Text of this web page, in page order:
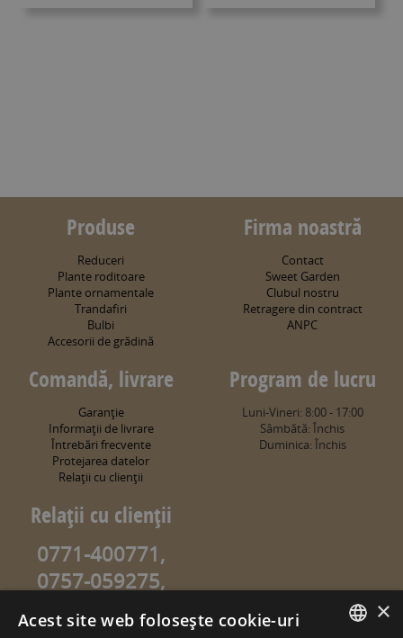
Produse
Reduceri
Plante roditoare
Plante ornamentale
Trandafiri
Bulbi
Accesorii de grădină
Firma noastră
Contact
Sweet Garden
Clubul nostru
Retragere din contract
ANPC
Comandă, livrare
Garanţie
Informaţii de livrare
Întrebări frecvente
Protejarea datelor
Relaţii cu clienţii
Program de lucru
Luni-Vineri: 8:00 - 17:00
Sâmbătă: Închis
Duminica: Închis
Relaţii cu clienţii
0771-400771,
0757-059275,
0757-059274
info@sweetgarden.ro
×
Acest site web folosește cookie-uri